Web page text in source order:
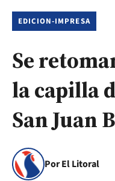
EDICION-IMPRESA
Se
la capilla
San Juan
Por El Litoral